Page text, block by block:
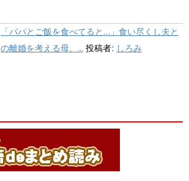
「パパとご飯を食べてると…」食い尽くし夫と
の離婚を考える母、... 投稿者: しろみ